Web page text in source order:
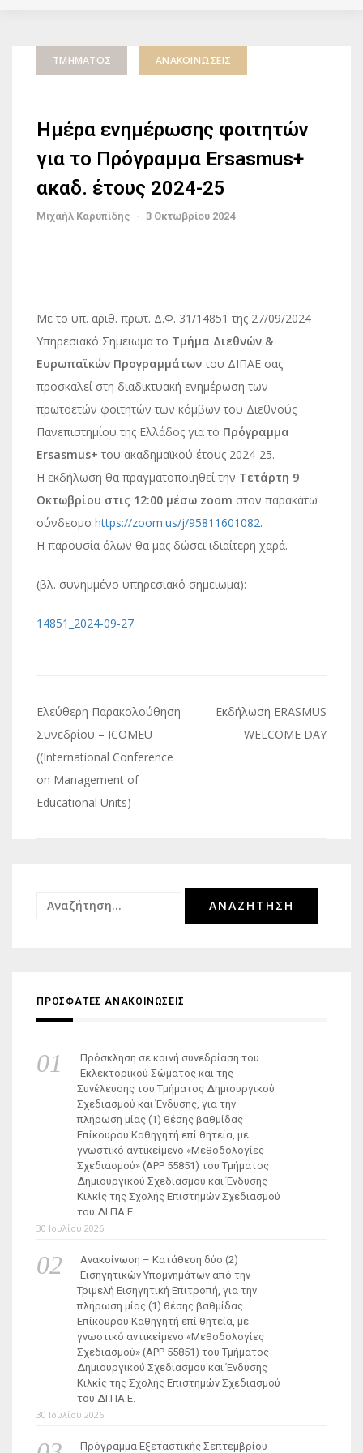
ΤΜΉΜΑΤΟΣ ΑΝΑΚΟΙΝΏΣΕΙΣ
Ημέρα ενημέρωσης φοιτητών
για το Πρόγραμμα Ersasmus+
ακαδ. έτους 2024-25
Μιχαήλ Καρυπίδης - 3 Οκτωβρίου 2024
Με το υπ. αριθ. πρωτ. Δ.Φ. 31/14851 της 27/09/2024
Υπηρεσιακό Σημειωμα το Τμήμα Διεθνών &
Ευρωπαϊκών Προγραμμάτων του ΔΙΠΑΕ σας
προσκαλεί στη διαδικτυακή ενημέρωση των
πρωτοετών φοιτητών των κόμβων του Διεθνούς
Πανεπιστημίου της Ελλάδος για το Πρόγραμμα
Ersasmus+ του ακαδημαϊκού έτους 2024-25.
Η εκδήλωση θα πραγματοποιηθεί την Τετάρτη 9
Οκτωβρίου στις 12:00 μέσω zoom στον παρακάτω
σύνδεσμο https://zoom.us/j/95811601082.
Η παρουσία όλων θα μας δώσει ιδιαίτερη χαρά.
(βλ. συνημμένο υπηρεσιακό σημειωμα):
14851_2024-09-27
Πλοήγηση
άρθρων
Ελεύθερη Παρακολούθηση
Συνεδρίου – ICOMEU
((International Conference
on Management of
Educational Units)
Εκδήλωση ERASMUS
WELCOME DAY
Αναζήτηση
ΠΡΟΣΦΑΤΕΣ ΑΝΑΚΟΙΝΩΣΕΙΣ
Πρόσκληση σε κοινή συνεδρίαση του
Εκλεκτορικού Σώματος και της
Συνέλευσης του Τμήματος Δημιουργικού
Σχεδιασμού και Ένδυσης, για την
πλήρωση μίας (1) θέσης βαθμίδας
Επίκουρου Καθηγητή επί θητεία, με
γνωστικό αντικείμενο «Μεθοδολογίες
Σχεδιασμού» (ΑΡΡ 55851) του Τμήματος
Δημιουργικού Σχεδιασμού και Ένδυσης
Κιλκίς της Σχολής Επιστημών Σχεδιασμού
του ΔΙ.ΠΑ.Ε.
30 Ιουλίου 2026
Ανακοίνωση – Κατάθεση δύο (2)
Εισηγητικών Υπομνημάτων από την
Τριμελή Εισηγητική Επιτροπή, για την
πλήρωση μίας (1) θέσης βαθμίδας
Επίκουρου Καθηγητή επί θητεία, με
γνωστικό αντικείμενο «Μεθοδολογίες
Σχεδιασμού» (ΑΡΡ 55851) του Τμήματος
Δημιουργικού Σχεδιασμού και Ένδυσης
Κιλκίς της Σχολής Επιστημών Σχεδιασμού
του ΔΙ.ΠΑ.Ε.
30 Ιουλίου 2026
Πρόγραμμα Εξεταστικής Σεπτεμβρίου